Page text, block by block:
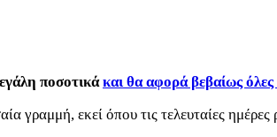
ποσοτικάκαι θα αφορά βεβαίως όλες
γραμμή, εκεί όπου τις τελευταίες ημέρες